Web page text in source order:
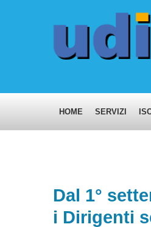
HOME SERVIZI
Dal 1°
i Dirigenti